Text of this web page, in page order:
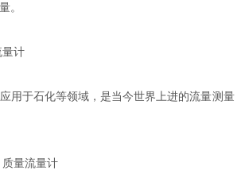
。
计
于石化等领域，是当今世界上进的流量测量
量流量计